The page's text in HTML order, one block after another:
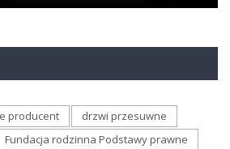
producent
drzwi przesuwne
Fundacja rodzinna Podstawy prawne